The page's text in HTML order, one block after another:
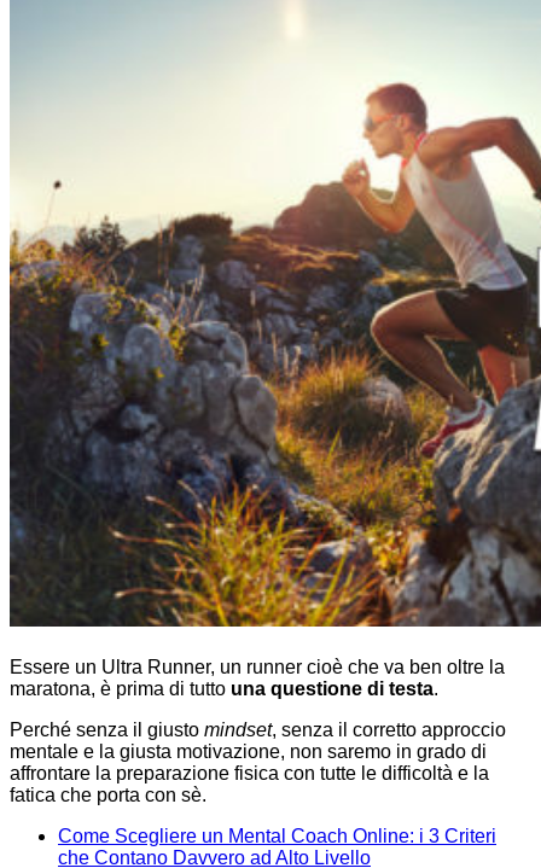
Essere un Ultra Runner, un runner cioè che va ben oltre la
maratona, è prima di tutto una questione di testa.
Perché senza il giusto mindset, senza il corretto approccio
mentale e la giusta motivazione, non saremo in grado di
affrontare la preparazione fisica con tutte le difficoltà e la
fatica che porta con sè.
Come Scegliere un Mental Coach Online: i 3 Criteri
che Contano Davvero ad Alto Livello